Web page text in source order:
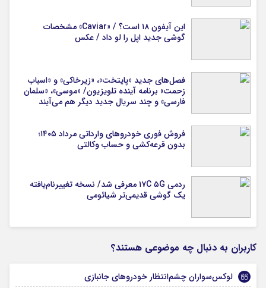
این آیفون ۱۸ است؟ / «Caviar» مشخصات
گوشی جدید اپل را لو داد / عکس
فصل‌های جدید «پایتخت»، «زیرخاکی» و «اسباب
زحمت» برنامه آینده تلویزیون/ «موسی»، «سلمان
فارسی» و چند سریال جدید دیگر هم می‌آیند
فروش فوری خودروهای وارداتی مرداد ۱۴۰۵؛
بدون قرعه‌کشی و حساب وکالتی
ردمی ۱۷C ۵G معرفی شد/ نسخه تغییرنام‌یافته
یک گوشی قدیمی‌تر شیائومی
کاربران به دنبال چه موضوعی هستند؟
لوکس‌سواران چشم‌انتظار خودروهای جانبازی